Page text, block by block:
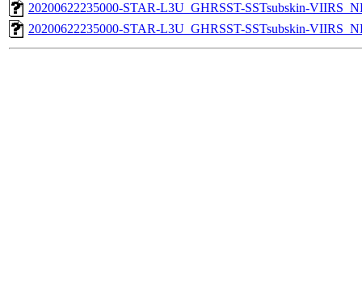
20200622235000-STAR-L3U_GHRSST-SSTsubskin-
20200622235000-STAR-L3U_GHRSST-SSTsubskin-